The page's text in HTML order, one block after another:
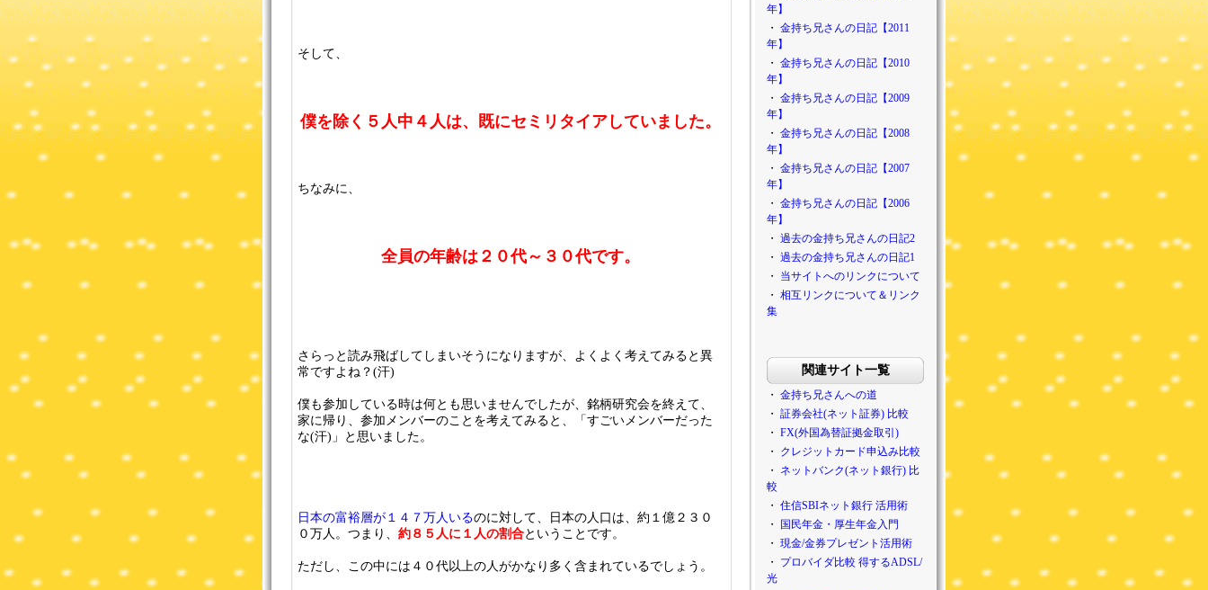
そして、
僕を除く５人中４人は、既にセミリタイアしていました。
ちなみに、
全員の年齢は２０代～３０代です。
さらっと読み飛ばしてしまいそうになりますが、よくよく考えてみると異
常ですよね？(汗)
僕も参加している時は何とも思いませんでしたが、銘柄研究会を終えて、
家に帰り、参加メンバーのことを考えてみると、「すごいメンバーだった
な(汗)」と思いました。
日本の富裕層が１４７万人いるのに対して、日本の人口は、約１億２３０
０万人。つまり、 約８５人に１人の割合ということです。
ただし、この中には４０代以上の人がかなり多く含まれているでしょう。
年】
・ 金持ち兄さんの日記【2011
年】
・ 金持ち兄さんの日記【2010
年】
・ 金持ち兄さんの日記【2009
年】
・ 金持ち兄さんの日記【2008
年】
・ 金持ち兄さんの日記【2007
年】
・ 金持ち兄さんの日記【2006
年】
・ 過去の金持ち兄さんの日記2
・ 過去の金持ち兄さんの日記1
・ 当サイトへのリンクについて
・ 相互リンクについて＆リンク
集
関連サイト一覧
・ 金持ち兄さんへの道
・ 証券会社(ネット証券) 比較
・ FX(外国為替証拠金取引)
・ クレジットカード申込み比較
・ ネットバンク(ネット銀行) 比
較
・ 住信SBIネット銀行 活用術
・
国民年金・厚生年金入門
・ 現金/金券プレゼント活用術
・ プロバイダ比較 得するADSL/
光